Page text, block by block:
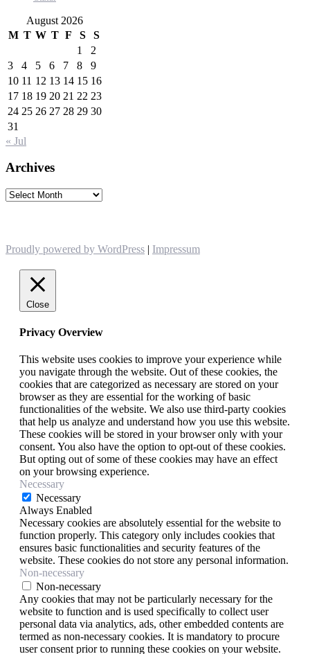
August 2026
M T W T F S
S
1
2
3
4 5 6 7 8
9
10 11 12 13 14 15 16
17 18 19 20 21 22 23
24 25 26 27 28 29 30
31
« Jul
Archives
Archives
Proudly powered by WordPress | Impressum
Close
Privacy Overview
This website uses cookies to improve your experience while
you navigate through the website. Out of these cookies, the
cookies that are categorized as necessary are stored on your
browser as they are essential for the working of basic
functionalities of the website. We also use third-party cookies
that help us analyze and understand how you use this website.
These cookies will be stored in your browser only with your
consent. You also have the option to opt-out of these cookies.
But opting out of some of these cookies may have an effect
on your browsing experience.
Necessary
Necessary
Always Enabled
Necessary cookies are absolutely essential for the website to
function properly. This category only includes cookies that
ensures basic functionalities and security features of the
website. These cookies do not store any personal information.
Non-necessary
Non-necessary
Any cookies that may not be particularly necessary for the
website to function and is used specifically to collect user
personal data via analytics, ads, other embedded contents are
termed as non-necessary cookies. It is mandatory to procure
user consent prior to running these cookies on your website.